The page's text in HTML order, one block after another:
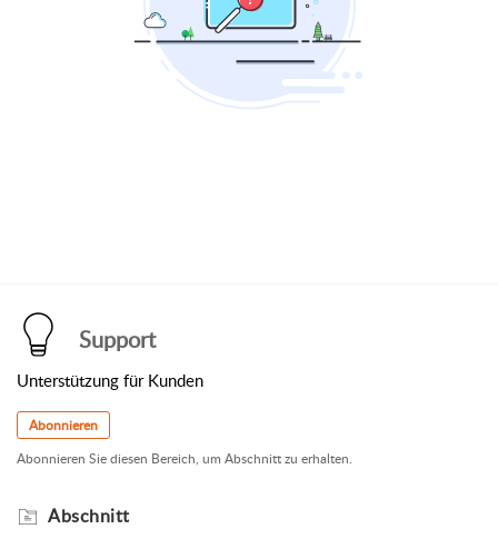
Support
Unterstützung für Kunden
Abonnieren
Abonnieren Sie diesen Bereich, um Abschnitt zu erhalten.
Abschnitt